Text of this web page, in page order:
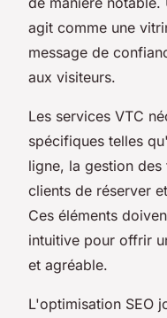
agit comme une
message de
aux visiteurs.
Les services VTC
spécifiques telles
ligne, la gestion
clients de réserver
Ces éléments
intuitive pour offrir
et agréable.
L'optimisation SEO